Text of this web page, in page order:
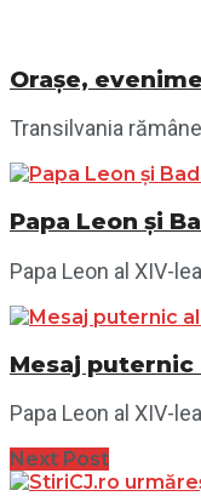
Orașe,
Transilvania
Papa Leon și
Papa Leon al XIV-
Mesaj
Papa Leon al XIV-
Next Post